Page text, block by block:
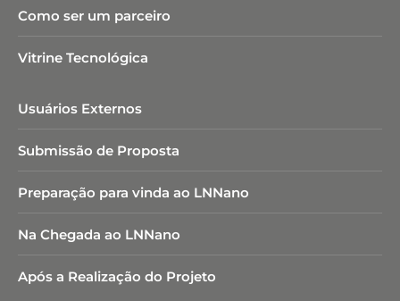
Como ser um parceiro
Vitrine Tecnológica
Usuários Externos
Submissão de Proposta
Preparação para vinda ao LNNano
Na Chegada ao LNNano
Após a Realização do Projeto